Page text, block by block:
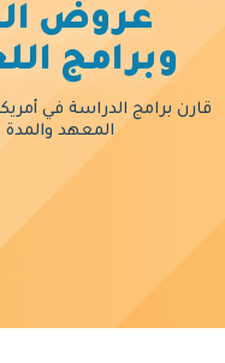
عروض
وبرامج
قارن برامج الدراسة في أمريكا
المعهد